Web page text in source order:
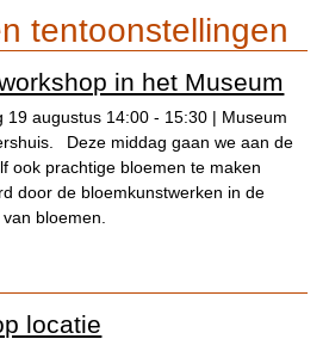
tentoonstellingen
in het Museum
19 augustus 14:00 - 15:30 | Museum
Deze middag gaan we aan de
ook prachtige bloemen te maken
door de bloemkunstwerken in de
bloemen.
locatie